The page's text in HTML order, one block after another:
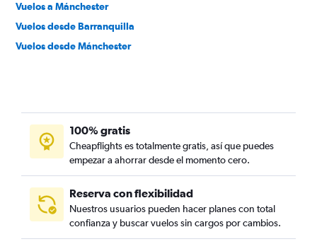
Vuelos a Mánchester
Vuelos desde Barranquilla
Vuelos desde Mánchester
100% gratis
Cheapflights es totalmente gratis, así que puedes
empezar a ahorrar desde el momento cero.
Reserva con flexibilidad
Nuestros usuarios pueden hacer planes con total
confianza y buscar vuelos sin cargos por cambios.